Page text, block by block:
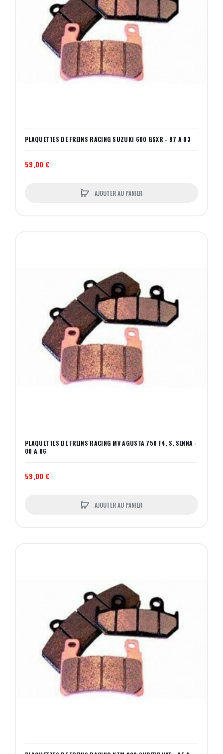
PLAQUETTES DE FREINS RACING SUZUKI 600 GSXR - 97 A 03
59,00 €
AJOUTER AU PANIER
PLAQUETTES DE FREINS RACING MV AGUSTA 750 F4, S, SENNA -
00 A 06
59,00 €
AJOUTER AU PANIER